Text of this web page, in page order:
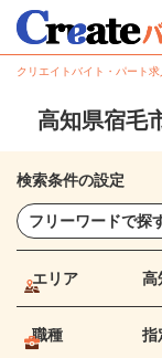
クリエイトバイト・パート求
高知県宿毛
検索条件の設定
エリア 高
職種 指